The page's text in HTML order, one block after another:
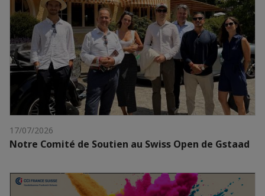
17/07/2026
Notre Comité de Soutien au Swiss Open de Gstaad